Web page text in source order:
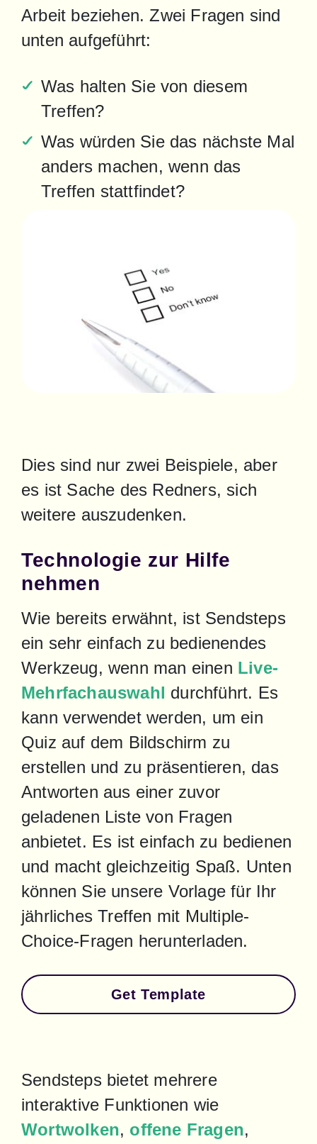
Arbeit beziehen. Zwei Fragen sind
unten aufgeführt:
Was halten Sie von diesem
Treffen?
Was würden Sie das nächste Mal
anders machen, wenn das
Treffen stattfindet?
Dies sind nur zwei Beispiele, aber
es ist Sache des Redners, sich
weitere auszudenken.
Technologie zur Hilfe
nehmen
Wie bereits erwähnt, ist Sendsteps
ein sehr einfach zu bedienendes
Werkzeug, wenn man einen Live-
Mehrfachauswahl durchführt. Es
kann verwendet werden, um ein
Quiz auf dem Bildschirm zu
erstellen und zu präsentieren, das
Antworten aus einer zuvor
geladenen Liste von Fragen
anbietet. Es ist einfach zu bedienen
und macht gleichzeitig Spaß. Unten
können Sie unsere Vorlage für Ihr
jährliches Treffen mit Multiple-
Choice-Fragen herunterladen.
Get Template
Sendsteps bietet mehrere
Wortwolken, offene Fragen